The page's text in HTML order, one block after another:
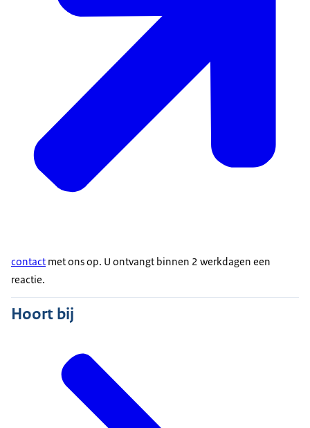
contact met ons op. U ontvangt binnen 2 werkdagen een
reactie.
Hoort bij